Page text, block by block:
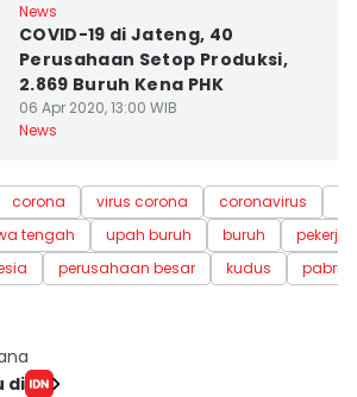
News
COVID-19 di Jateng, 40
Perusahaan Setop Produksi,
2.869 Buruh Kena PHK
06 Apr 2020, 13:00 WIB
News
corona virus corona coronavirus
tengah upah buruh buruh
pekerja
perusahaan besar kudus pabrik
di